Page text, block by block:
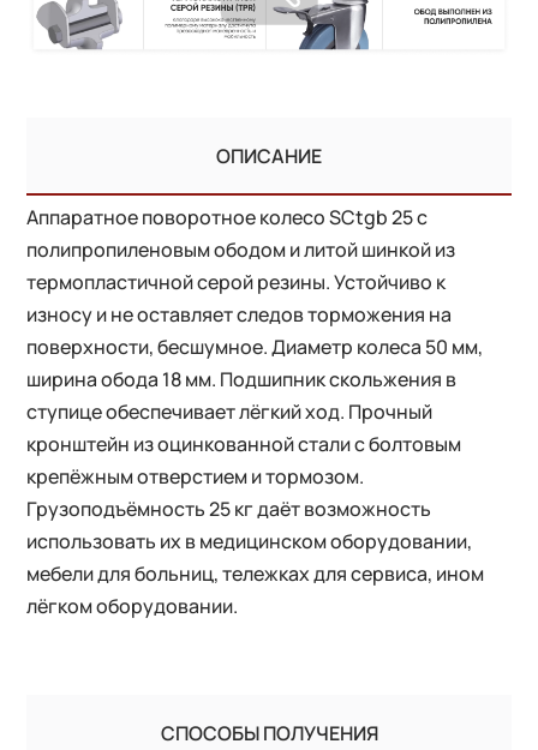
ОПИСАНИЕ
Аппаратное поворотное колесо SCtgb 25 с
полипропиленовым ободом и литой шинкой из
термопластичной серой резины. Устойчиво к
износу и не оставляет следов торможения на
поверхности, бесшумное. Диаметр колеса 50 мм,
ширина обода 18 мм. Подшипник скольжения в
ступице обеспечивает лёгкий ход. Прочный
кронштейн из оцинкованной стали с болтовым
крепёжным отверстием и тормозом.
Грузоподъёмность 25 кг даёт возможность
использовать их в медицинском оборудовании,
мебели для больниц, тележках для сервиса, ином
лёгком оборудовании.
СПОСОБЫ ПОЛУЧЕНИЯ